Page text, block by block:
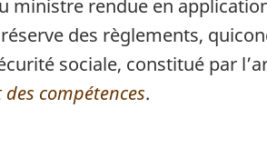
ministre rendue en
des règlements,
sociale, constitué par
compétences.